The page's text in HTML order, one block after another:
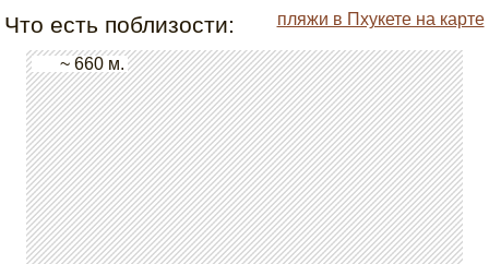
Что есть поблизости: пляжи в Пхукете на карте
~ 660 м.